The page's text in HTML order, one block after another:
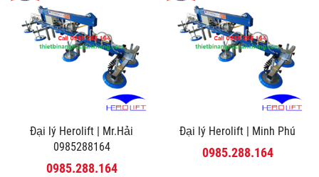
Đại lý Herolift | Mr.Hải
0985288164
0985.288.164
Đại lý Herolift | Minh Phú
0985.288.164